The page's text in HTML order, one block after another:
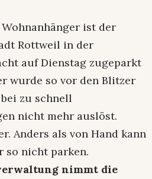
ist der
Rottweil in der
auf Dienstag zugeparkt
wurde so vor den Blitzer
zu schnell
nicht mehr auslöst.
Anders als von Hand kann
so nicht parken.
nimmt die